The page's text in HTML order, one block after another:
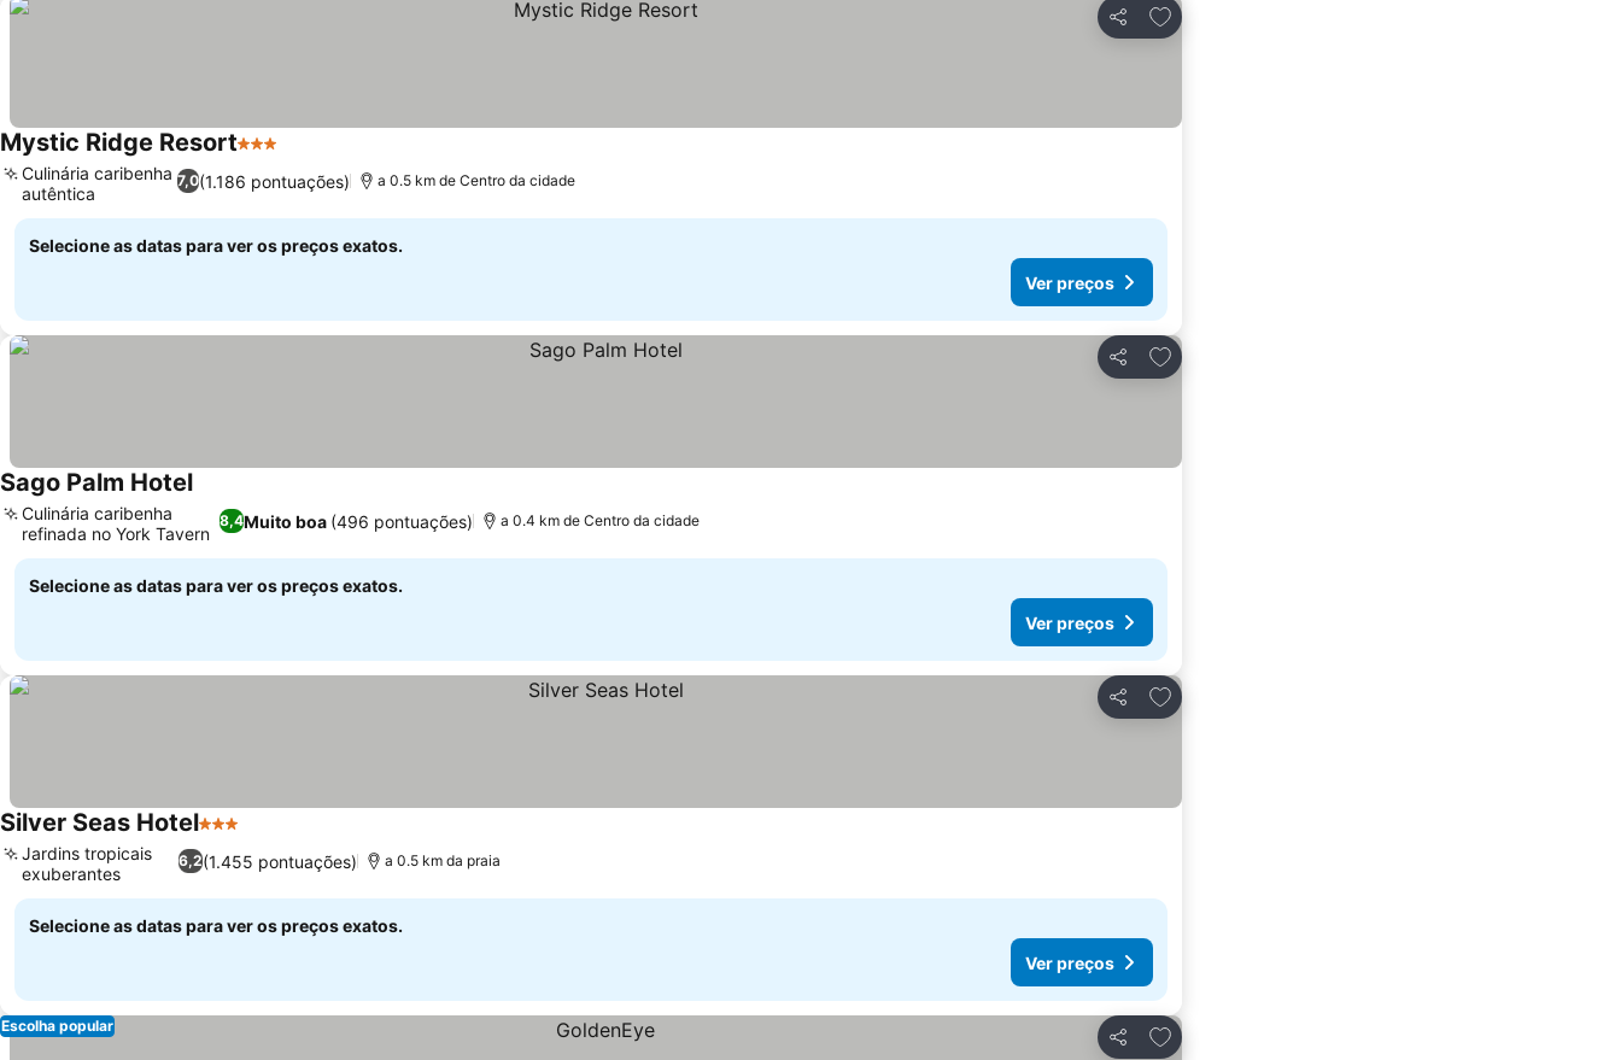
Partilhar
Adicionar aos favoritos
Mystic Ridge Resort3 Estrelas
7,0(1.186 pontuações)
Culinária caribenha
autêntica
a 0.5 km de Centro da cidade
Selecione as datas para ver os preços exatos.
Ver preços
Partilhar
Adicionar aos favoritos
Sago Palm Hotel
8,4Muito boa (496 pontuações)
Culinária caribenha
refinada no York Tavern
a 0.4 km de Centro da cidade
Selecione as datas para ver os preços exatos.
Ver preços
Partilhar
Adicionar aos favoritos
Silver Seas Hotel3 Estrelas
6,2(1.455 pontuações)
Jardins tropicais
exuberantes
a 0.5 km da praia
Selecione as datas para ver os preços exatos.
Ver preços
Partilhar
Adicionar aos favoritos
Escolha popular